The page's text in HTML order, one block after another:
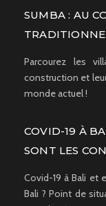
SUMBA : AU
Parcourez les
construction et
monde actuel !
COVID-19 À
SONT LES
Covid-19 à Bali et
Bali ? Point de